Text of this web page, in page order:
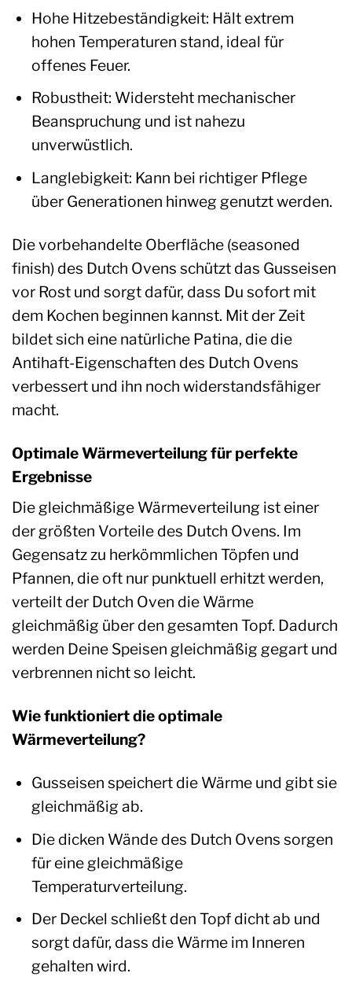
Hohe Hitzebeständigkeit: Hält extrem
hohen Temperaturen stand, ideal für
offenes Feuer.
Robustheit: Widersteht mechanischer
Beanspruchung und ist nahezu
unverwüstlich.
Langlebigkeit: Kann bei richtiger Pflege
über Generationen hinweg genutzt werden.
Die vorbehandelte Oberfläche (seasoned
finish) des Dutch Ovens schützt das Gusseisen
vor Rost und sorgt dafür, dass Du sofort mit
dem Kochen beginnen kannst. Mit der Zeit
bildet sich eine natürliche Patina, die die
Antihaft-Eigenschaften des Dutch Ovens
verbessert und ihn noch widerstandsfähiger
macht.
Optimale Wärmeverteilung für perfekte
Ergebnisse
Die gleichmäßige Wärmeverteilung ist einer
der größten Vorteile des Dutch Ovens. Im
Gegensatz zu herkömmlichen Töpfen und
Pfannen, die oft nur punktuell erhitzt werden,
verteilt der Dutch Oven die Wärme
gleichmäßig über den gesamten Topf. Dadurch
werden Deine Speisen gleichmäßig gegart und
verbrennen nicht so leicht.
Wie funktioniert die optimale
Wärmeverteilung?
Gusseisen speichert die Wärme und gibt sie
gleichmäßig ab.
Die dicken Wände des Dutch Ovens sorgen
für eine gleichmäßige
Temperaturverteilung.
Der Deckel schließt den Topf dicht ab und
sorgt dafür, dass die Wärme im Inneren
gehalten wird.